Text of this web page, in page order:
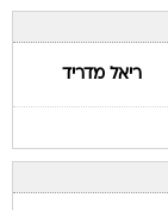
ריאל מדריד